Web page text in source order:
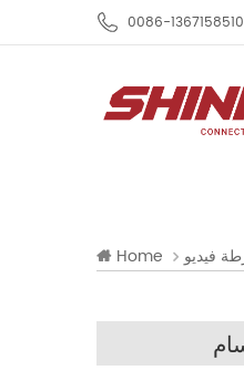
0086-
Home فيديو